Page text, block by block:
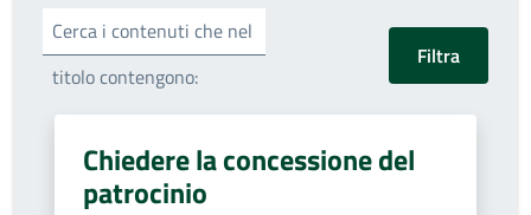
Cerca i contenuti che nel
titolo contengono:
Chiedere la concessione del
patrocinio